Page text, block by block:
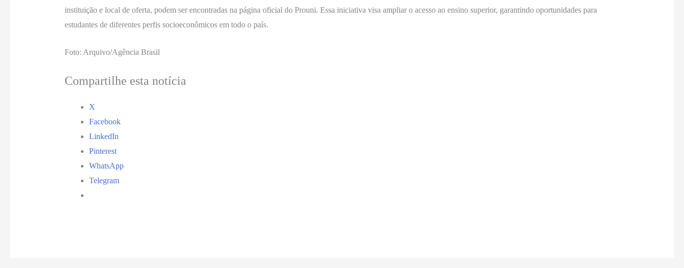
instituição e local de oferta, podem ser encontradas na página oficial do Prouni. Essa iniciativa visa ampliar o acesso ao ensino superior, garantindo oportunidades para
estudantes de diferentes perfis socioeconômicos em todo o país.
Foto: Arquivo/Agência Brasil
Compartilhe esta notícia
X
Facebook
LinkedIn
Pinterest
WhatsApp
Telegram